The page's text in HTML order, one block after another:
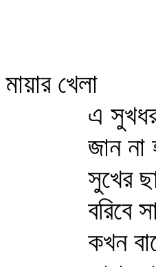
মায়ার খেলা
এ
জান না
সুখের
বরিবে
কখন